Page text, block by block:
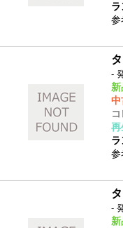
参
-
新
中
再
参
-
新